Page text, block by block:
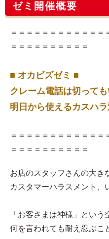
ゼミ開催概要
＝＝＝＝＝＝＝＝＝＝＝＝
＝＝＝＝＝＝＝＝＝＝
■ オカビズゼミ ■
クレーム電話は切って
明日から使えるカスハラ
＝＝＝＝＝＝＝＝＝＝＝＝
＝＝＝＝＝＝＝＝＝＝
お店のスタッフさんの大き
カスタマーハラスメント、
「お客さまは神様」とい
何を言われても耐え忍ぶこ